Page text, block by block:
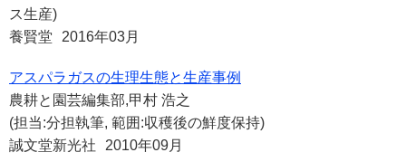
ス生産)
養賢堂
2016年03月
アスパラガスの生理生態と生産事例
農耕と園芸編集部,甲村 浩之
(担当:分担執筆, 範囲:収穫後の鮮度保持)
誠文堂新光社
2010年09月